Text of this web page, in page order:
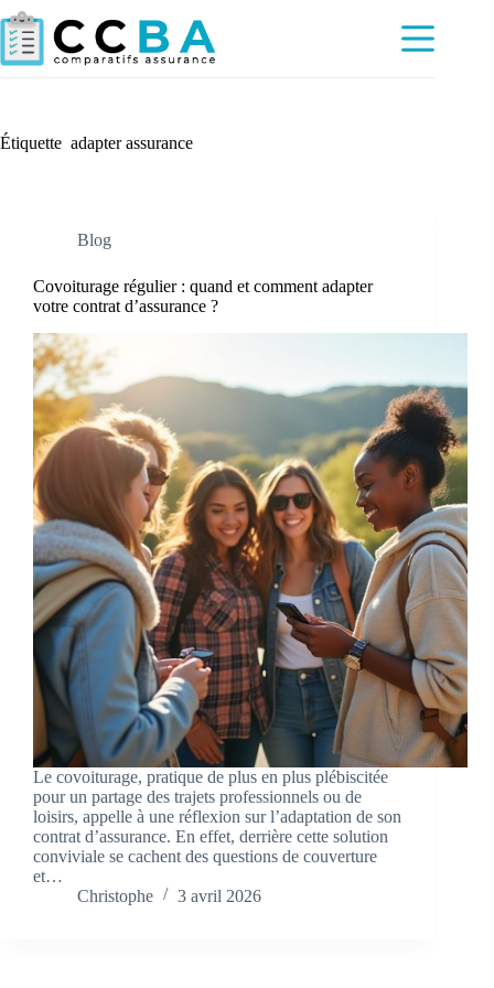
Passer
au
contenu
Étiquette adapter assurance
Blog
Covoiturage régulier : quand et comment adapter
votre contrat d’assurance ?
Le covoiturage, pratique de plus en plus plébiscitée
pour un partage des trajets professionnels ou de
loisirs, appelle à une réflexion sur l’adaptation de son
contrat d’assurance. En effet, derrière cette solution
conviviale se cachent des questions de couverture
et…
Christophe
3 avril 2026